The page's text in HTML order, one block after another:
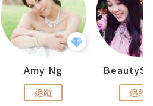
Amy Ng
追蹤 追蹤